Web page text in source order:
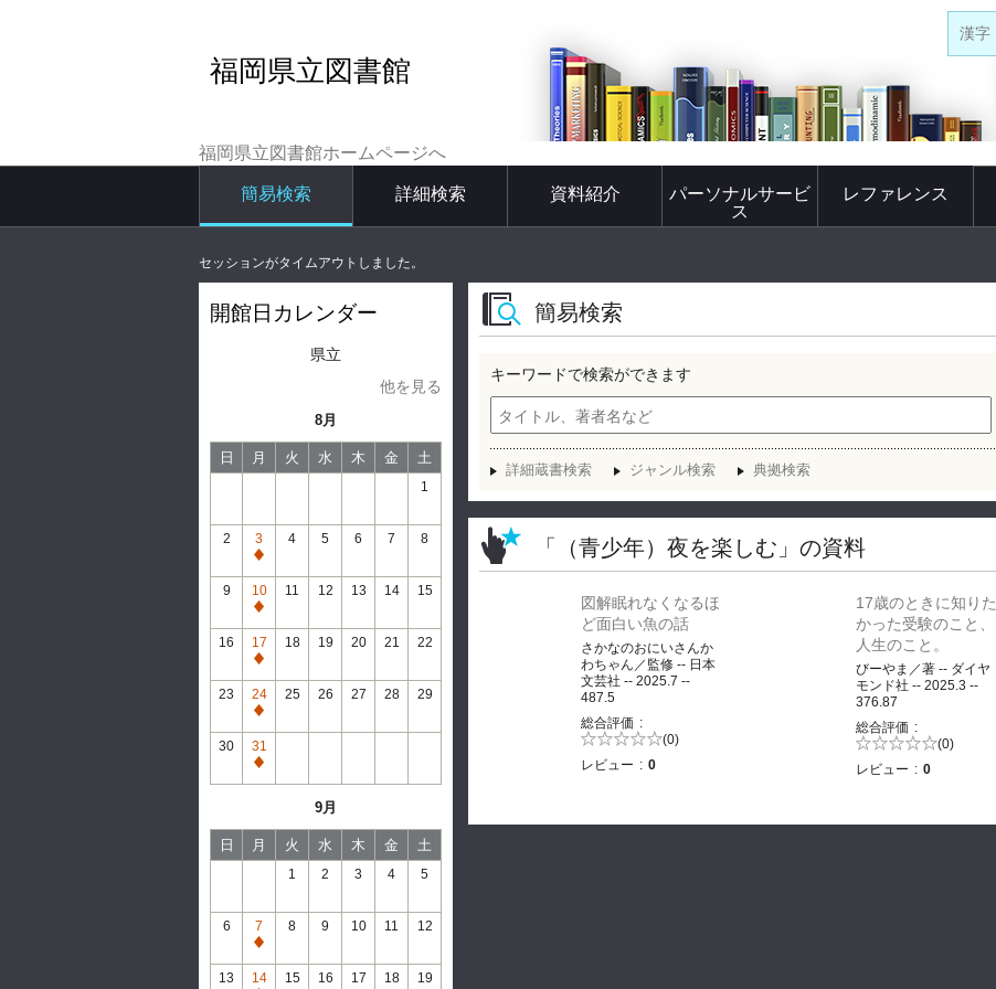
福岡県立図書館
福岡県立図書館ホームページへ
簡易検索 詳細検索 資料紹介
パーソナルサービ
ス
レファレンス
漢字
セッションがタイムアウトしました。
開館日カレンダー
県立
他を見る
8月
日 月 火 水 木 金 土
1
2
3
通
常
休
館
4 5 6 7 8
9
10
通
常
休
館
11 12 13 14 15
16
17
通
常
休
館
18 19 20 21 22
23
24
通
常
休
館
25 26 27 28 29
30
31
通
館
9月
日 月 火 水 木 金 土
1 2 3 4 5
6
7
通
常
8 9 10 11 12
13 14 15 16 17 18 19
簡易検索
キーワードで検索ができます
詳細蔵書検索 ジャンル検索 典拠検索
「（青少年）夜を楽しむ」の資料
図解眠れなくなるほ
ど面白い魚の話
さかなのおにいさんか
わちゃん／監修 -- 日本
文芸社 -- 2025.7 --
487.5
総合評価
5段階評価の (0)
レビュー
0
17歳のときに知りた
かった受験のこと、
人生のこと。
びーやま／著 -- ダイヤ
モンド社 -- 2025.3 --
376.87
総合評価
5段階評価の (0)
レビュー
0